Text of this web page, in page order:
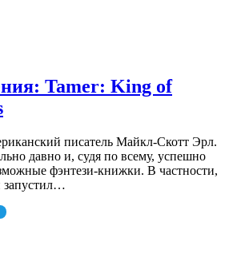
Tamer: King of
писатель Майкл-Скотт Эрл.
давно и, судя по всему, успешно
фэнтези-книжки. В частности,
запустил…